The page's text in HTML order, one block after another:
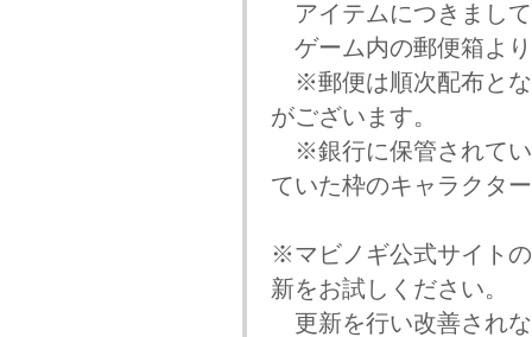
アイテムにつきまし
ゲーム内の郵便箱よ
※郵便は順次配布とな
がございます。
※銀行に保管されてい
ていた枠のキャラクタ
※マビノギ公式サイト
新をお試しください。
更新を行い改善され